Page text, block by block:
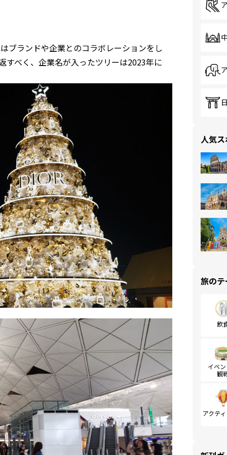
ブランドや企業とのコラボレーションをし
すべく、企業名が入ったツリーは2023年に
人気
旅の
飲
イベ
観
アクテ